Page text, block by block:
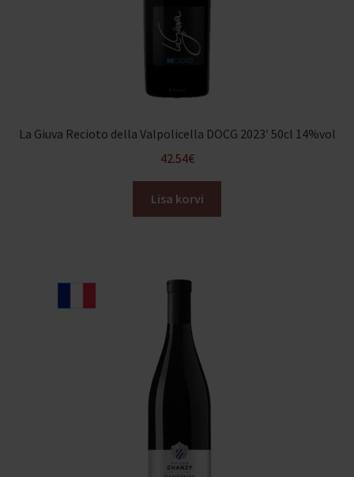
La Giuva Recioto della Valpolicella DOCG 2023′ 50cl 14%vol
42.54€
Lisa korvi